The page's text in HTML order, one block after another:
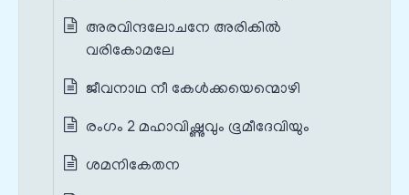
അരവിന്ദലോചനേ അരികിൽ
വരികോമലേ
ജീവനാഥ നീ കേൾക്കയെന്മൊഴി
രംഗം 2 മഹാവിഷ്ണുവും ഭൂമീദേവിയും
ശമനികേതന